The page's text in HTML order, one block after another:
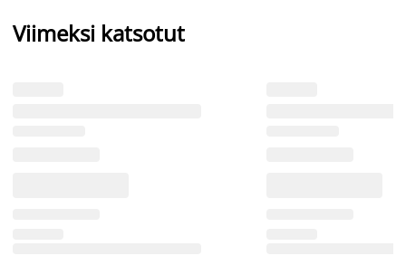
Viimeksi katsotut